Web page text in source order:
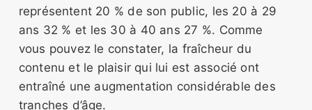
représentent 20 % de son public, les 20 à 29
ans 32 % et les 30 à 40 ans 27 %. Comme
vous pouvez le constater, la fraîcheur du
contenu et le plaisir qui lui est associé ont
entraîné une augmentation considérable des
tranches d’âge.